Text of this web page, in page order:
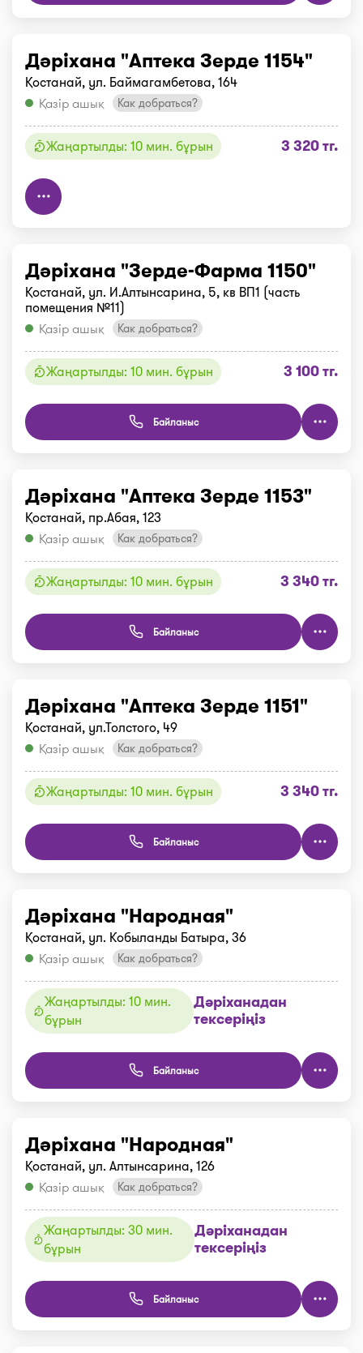
Дәріхана "Аптека Зерде 1154"
Қостанай, ул. Баймагамбетова, 164
Қазір ашық
Как добраться?
Жаңартылды: 10 мин. бұрын 3 320 тг.
Дәріхана "Зерде-Фарма 1150"
Қостанай, ул. И.Алтынсарина, 5, кв ВП1 (часть
помещения №11)
Қазір ашық
Как добраться?
Жаңартылды: 10 мин. бұрын 3 100 тг.
Байланыс
Дәріхана "Аптека Зерде 1153"
Қостанай, пр.Абая, 123
Қазір ашық
Как добраться?
Жаңартылды: 10 мин. бұрын 3 340 тг.
Байланыс
Дәріхана "Аптека Зерде 1151"
Қостанай, ул.Толстого, 49
Қазір ашық
Как добраться?
Жаңартылды: 10 мин. бұрын 3 340 тг.
Байланыс
Дәріхана "Народная"
Қостанай, ул. Кобыланды Батыра, 36
Қазір ашық
Как добраться?
Жаңартылды: 10 мин.
бұрын
Дәріханадан
тексеріңіз
Байланыс
Дәріхана "Народная"
Қостанай, ул. Алтынсарина, 126
Қазір ашық
Как добраться?
Жаңартылды: 30 мин.
бұрын
Дәріханадан
тексеріңіз
Байланыс